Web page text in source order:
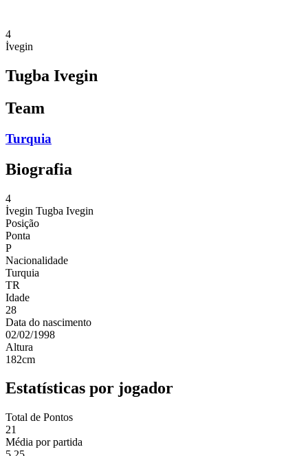
4
İvegin
Tugba Ivegin
Team
Turquia
Biografia
4
İvegin Tugba Ivegin
Posição
Ponta
P
Nacionalidade
Turquia
TR
Idade
28
Data do nascimento
02/02/1998
Altura
182cm
Estatísticas por jogador
Total de Pontos
21
Média por partida